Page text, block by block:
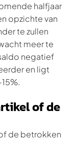
halfjaar
opzichte van
te zullen
meer te
negatief
en ligt
of de
de betrokken